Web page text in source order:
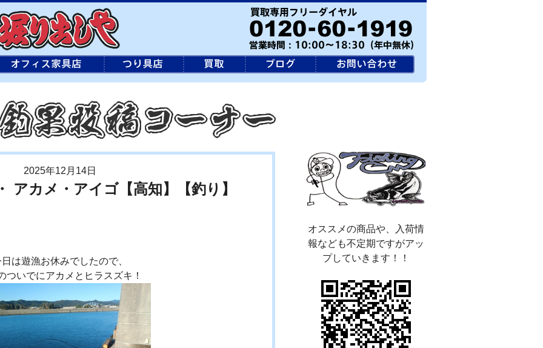
2025年12月14日
アカメ・アイゴ【高知】【釣り】
は遊漁お休みでしたので、
ついでにアカメとヒラスズキ！
オススメの商品や、入荷情
報なども不定期ですがアッ
プしていきます！！